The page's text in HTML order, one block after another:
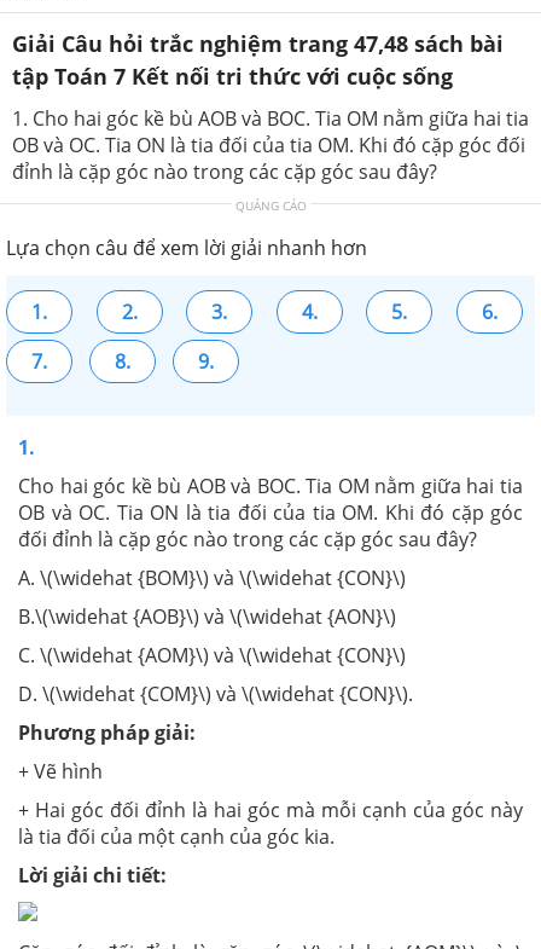
Giải Câu hỏi trắc nghiệm trang 47,48 sách bài
tập Toán 7 Kết nối tri thức với cuộc sống
1. Cho hai góc kề bù AOB và BOC. Tia OM nằm giữa hai tia
OB và OC. Tia ON là tia đối của tia OM. Khi đó cặp góc đối
đỉnh là cặp góc nào trong các cặp góc sau đây?
QUẢNG CÁO
Lựa chọn câu để xem lời giải nhanh hơn
1. 2. 3. 4. 5.
6.
7.
8. 9.
1.
Cho hai góc kề bù AOB và BOC. Tia OM nằm giữa hai tia
OB và OC. Tia ON là tia đối của tia OM. Khi đó cặp góc
đối đỉnh là cặp góc nào trong các cặp góc sau đây?
A. \(\widehat {BOM}\) và \(\widehat {CON}\)
B.\(\widehat {AOB}\) và \(\widehat {AON}\)
C. \(\widehat {AOM}\) và \(\widehat {CON}\)
D. \(\widehat {COM}\) và \(\widehat {CON}\).
Phương pháp giải:
+ Vẽ hình
+ Hai góc đối đỉnh là hai góc mà mỗi cạnh của góc này
là tia đối của một cạnh của góc kia.
Lời giải chi tiết: